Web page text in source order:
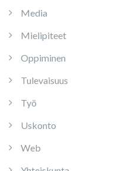
Media
Mielipiteet
Oppiminen
Tulevaisuus
Työ
Uskonto
Web